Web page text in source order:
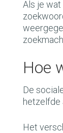
Als je
Hoe
De
hetzelfde
Het